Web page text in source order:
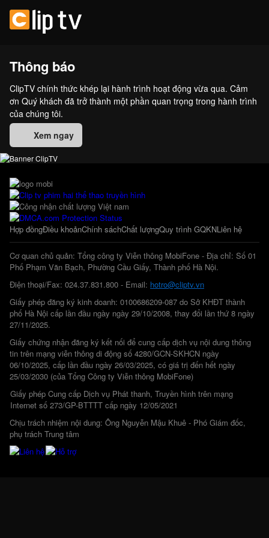
Thông báo
ClipTV chính thức khép lại hành trình hoạt động vừa qua. Cảm
ơn Quý khách đã trở thành một phần quan trọng trong hành trình
của chúng tôi.
Xem ngay
Hợp đồngĐiều khoảnChính sáchChất lượngQuy trình GQKNLiên hệ
Cơ quan chủ quản: Tổng công ty Viễn thông MobiFone - Địa chỉ: Số 01
Phố Phạm Văn Bạch, Phường Cầu Giấy, Thành phố Hà Nội.
Điện thoại/Fax: 024.37.831.800 - Email: hotro@cliptv.vn
Giấy phép đăng ký kinh doanh: 0100686209-087 do Sở KHĐT thành
phố Hà Nội cấp lần đầu ngày ngày 29/10/2008, thay đổi lần thứ 8 ngày
27/11/2025.
Giấy chứng nhận đăng ký kết nối để cung cấp dịch vụ nội dung thông
tin trên mạng viễn thông di động số 4280/GCN-SKHCN ngày
06/10/2025, cấp lần đầu ngày 26/03/2025, có giá trị đến hết ngày
25/03/2030 (của Tổng Công ty Viễn thông MobiFone)
Giấy phép Cung cấp Dịch vụ Phát thanh, Truyền hình trên mạng
Internet số 273/GP-BTTTT cấp ngày 12/05/2021
Chịu trách nhiệm nội dung: Ông Nguyễn Mậu Khuê - Phó Giám đốc,
phụ trách Trung tâm